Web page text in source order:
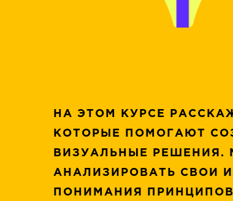
НА ЭТОМ КУРСЕ
КОТОРЫЕ ПОМОГАЮТ
ВИЗУАЛЬНЫЕ РЕШЕНИЯ.
АНАЛИЗИРОВАТЬ СВОИ
ПОНИМАНИЯ